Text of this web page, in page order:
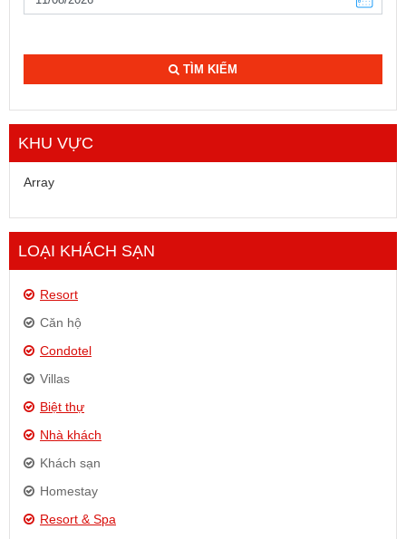
TÌM KIẾM
KHU VỰC
Array
LOẠI KHÁCH SẠN
Resort
Căn hộ
Condotel
Villas
Biệt thự
Nhà khách
Khách sạn
Homestay
Resort & Spa